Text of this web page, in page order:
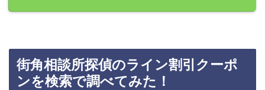
街角相談所探偵のライン割引クーポ
ンを検索で調べてみた！